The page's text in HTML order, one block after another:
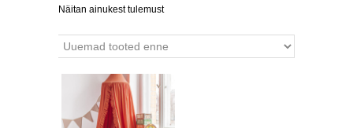
Näitan ainukest tulemust